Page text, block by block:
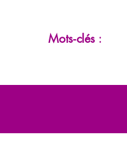
Mots-clés :